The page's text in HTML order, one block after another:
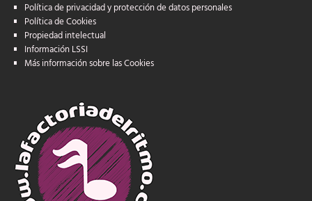
Política de privacidad y protección de datos personales
Política de Cookies
Propiedad intelectual
Información LSSI
Más información sobre las Cookies